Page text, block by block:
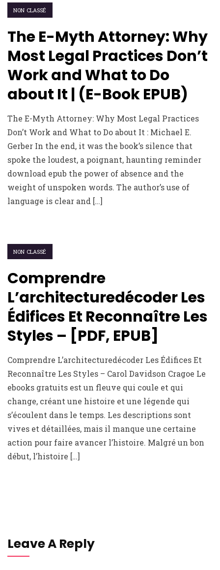
NON CLASSÉ
The E-Myth Attorney: Why
Most Legal Practices Don’t
Work and What to Do
about It | (E-Book EPUB)
The E-Myth Attorney: Why Most Legal Practices
Don’t Work and What to Do about It : Michael E.
Gerber In the end, it was the book’s silence that
spoke the loudest, a poignant, haunting reminder
download epub the power of absence and the
weight of unspoken words. The author’s use of
language is clear and […]
NON CLASSÉ
Comprendre
L’architecturedécoder Les
Édifices Et Reconnaître Les
Styles – [PDF, EPUB]
Comprendre L’architecturedécoder Les Édifices Et
Reconnaître Les Styles – Carol Davidson Cragoe Le
ebooks gratuits est un fleuve qui coule et qui
change, créant une histoire et une légende qui
s’écoulent dans le temps. Les descriptions sont
vives et détaillées, mais il manque une certaine
action pour faire avancer l’histoire. Malgré un bon
début, l’histoire […]
Leave A Reply